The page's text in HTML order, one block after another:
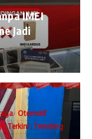
IMEI
Jadi
Otomotif
Terkini Trending